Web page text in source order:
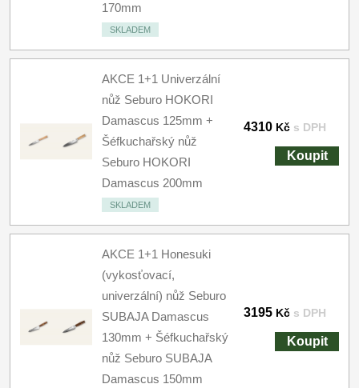
170mm
SKLADEM
AKCE 1+1 Univerzální
nůž Seburo HOKORI
Damascus 125mm +
Šéfkuchařský nůž
Seburo HOKORI
Damascus 200mm
SKLADEM
4310 Kč s DPH
Koupit
AKCE 1+1 Honesuki
(vykosťovací,
univerzální) nůž Seburo
SUBAJA Damascus
130mm + Šéfkuchařský
nůž Seburo SUBAJA
Damascus 150mm
3195 Kč s DPH
Koupit